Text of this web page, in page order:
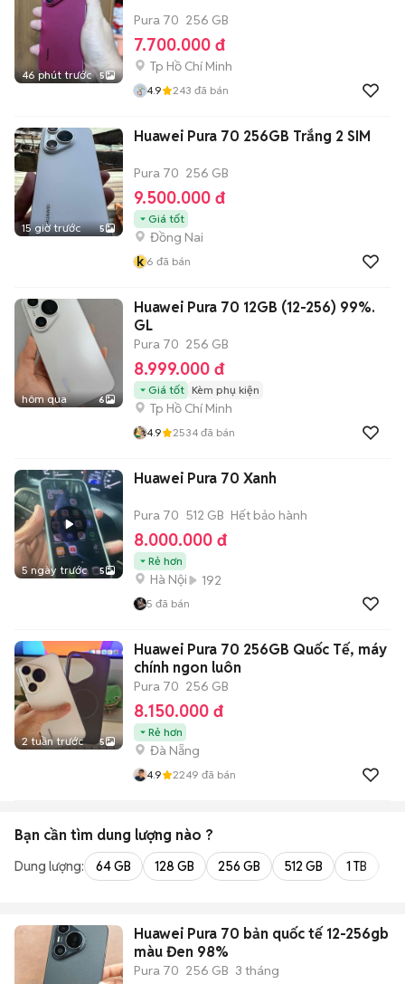
46 phút trước 5
Pura 70 256 GB
7.700.000 đ
Tp Hồ Chí Minh
4.9 243 đã bán
15 giờ trước 5
Huawei Pura 70 256GB Trắng 2 SIM
Pura 70 256 GB
9.500.000 đ
Giá tốt
Đồng Nai
k 6 đã bán
hôm qua 6
Huawei Pura 70 12GB (12-256) 99%.
GL
Pura 70 256 GB
8.999.000 đ
Giá tốt Kèm phụ kiện
Tp Hồ Chí Minh
4.9 2534 đã bán
5 ngày trước 5
Huawei Pura 70 Xanh
Pura 70 512 GB Hết bảo hành
8.000.000 đ
Rẻ hơn
Hà Nội 192
5 đã bán
2 tuần trước 5
Huawei Pura 70 256GB Quốc Tế, máy
chính ngon luôn
Pura 70 256 GB
8.150.000 đ
Rẻ hơn
Đà Nẵng
4.9 2249 đã bán
Bạn cần tìm dung lượng nào ?
Dung lượng: 64 GB 128 GB 256 GB 512 GB 1 TB
Huawei Pura 70 bản quốc tế 12-256gb
màu Đen 98%
Pura 70 256 GB 3 tháng